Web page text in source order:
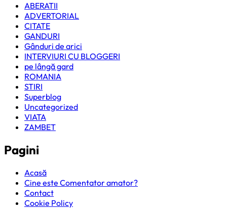
ABERATII
ADVERTORIAL
CITATE
GANDURI
Gânduri de arici
INTERVIURI CU BLOGGERI
pe lângă gard
ROMANIA
STIRI
Superblog
Uncategorized
VIATA
ZAMBET
Pagini
Acasă
Cine este Comentator amator?
Contact
Cookie Policy